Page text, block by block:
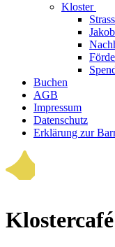
Kloster
Buchen
AGB
Impressum
Datenschutz
Erklärung zur